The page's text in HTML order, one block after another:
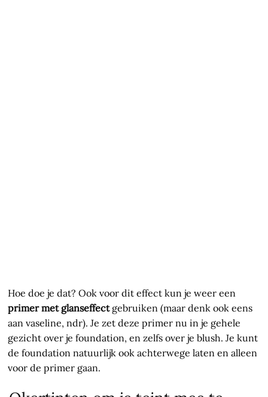
Hoe doe je dat? Ook voor dit effect kun je weer een
primer met glanseffectgebruiken (maar denk ook eens
aan vaseline, ndr). Je zet deze primer nu in je gehele
gezicht over je foundation, en zelfs over je blush. Je kunt
de foundation natuurlijk ook achterwege laten en alleen
voor de primer gaan.